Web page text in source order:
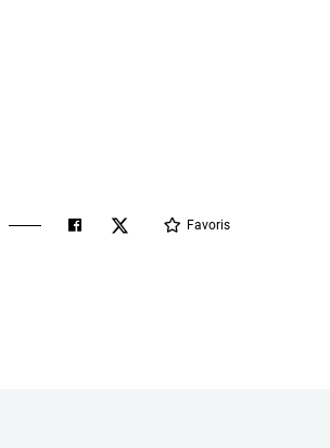
Favoris